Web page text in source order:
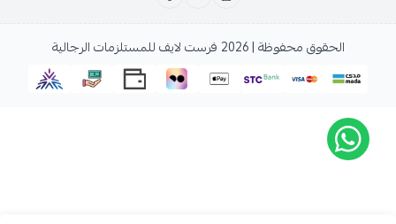
الحقوق محفوظة | 2026 فرست لايف للمستلزمات الرجالية